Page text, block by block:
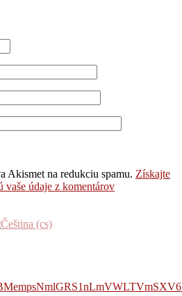
Akismet na redukciu spamu. Získajte
údaje z komentárov